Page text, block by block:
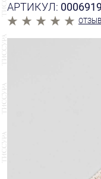
АРТИКУЛ: